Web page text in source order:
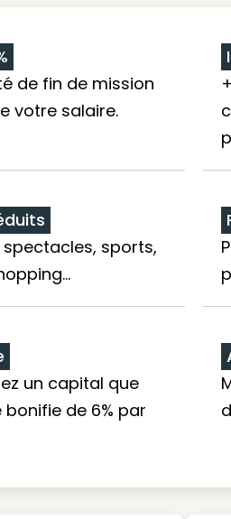
de fin de mission
votre salaire.
spectacles, sports,
un capital que
bonifie de 6% par